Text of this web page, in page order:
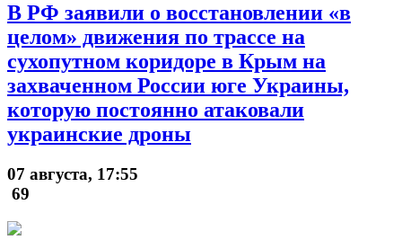
В РФ заявили о восстановлении «в
целом» движения по трассе на
сухопутном коридоре в Крым на
захваченном России юге Украины,
которую постоянно атаковали
украинские дроны
07 августа, 17:55
69